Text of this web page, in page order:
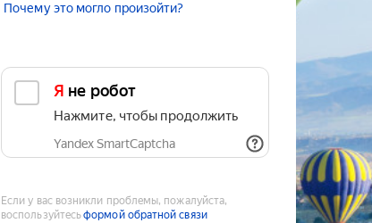
Почему это могло произойти?
Я не робот
Нажмите, чтобы продолжить
Yandex SmartCaptcha
Если у вас возникли проблемы, пожалуйста,
воспользуйтесьформой обратной связи